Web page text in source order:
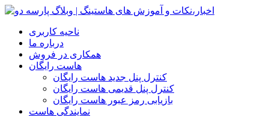
ناحیه کاربری
درباره ما
همکاری در فروش
هاست رایگان
کنترل پنل جدید هاست رایگان
کنترل پنل قدیمی هاست رایگان
بازیابی رمز عبور هاست رایگان
نمایندگی هاست